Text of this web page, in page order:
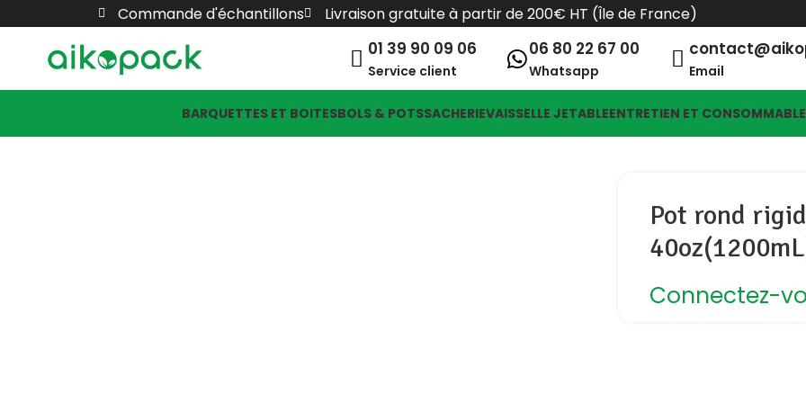
Commande d'échantillons Livraison gratuite à partir de 200€ HT (Île de France)
01 39 90 09 06
Service client
06 80 22 67 00
Whatsapp Email
BARQUETTES ET BOITESBOLS & POTSSACHERIEVAISSELLE JETABLEENTRETIEN ET
Pot rond
Connectez-